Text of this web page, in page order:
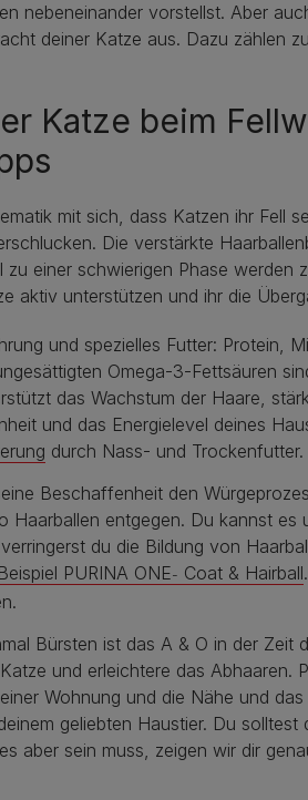
nebeneinander vorstellst. Aber
deiner Katze aus. Dazu zählen
Katze beim
mit sich, dass Katzen ihr Fell
Die verstärkte
einer schwierigen Phase werden
aktiv unterstützen und ihr die
und spezielles Futter: Protein,
Omega-3-Fettsäuren
das Wachstum der Haare,
und das Energielevel deines
durch Nass- und Trockenfutter.
Beschaffenheit den
Haarballen entgegen. Du kannst es
du die Bildung von
PURINA ONE- Coat & Hairball
Bürsten ist das A & O in der Zeit
und erleichtere das Abhaaren.
Wohnung und die Nähe und
geliebten Haustier. Du
aber sein muss, zeigen wir dir